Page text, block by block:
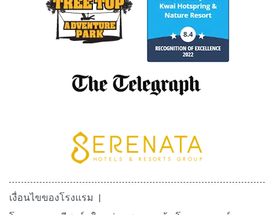
เงื่อนไขของโรงแรม